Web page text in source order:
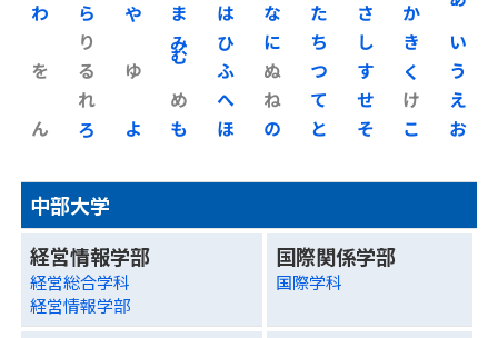
あ
い
う
え
お
か
き
く
け
こ
さ
し
す
せ
そ
た
ち
つ
て
と
な
に
ぬ
ね
の
は
ひ
ふ
へ
ほ
ま
み
む
め
も
や
ゆ
よ
ら
り
る
れ
ろ
わ
を
ん
中部大学
経営情報学部
経営総合学科
経営情報学部
国際関係学部
国際学科